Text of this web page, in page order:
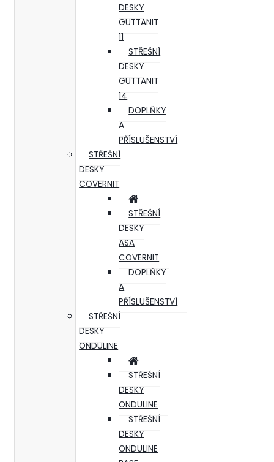
DESKY
GUTTANIT
11
STŘEŠNÍ
DESKY
GUTTANIT
14
DOPLŇKY
A
PŘÍSLUŠENSTVÍ
STŘEŠNÍ
DESKY
COVERNIT
STŘEŠNÍ
DESKY
ASA
COVERNIT
DOPLŇKY
A
PŘÍSLUŠENSTVÍ
STŘEŠNÍ
DESKY
ONDULINE
STŘEŠNÍ
DESKY
ONDULINE
STŘEŠNÍ
DESKY
ONDULINE